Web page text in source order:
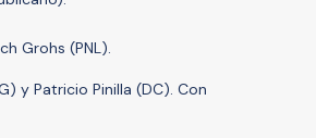
Grohs (PNL).
y Patricio Pinilla (DC). Con